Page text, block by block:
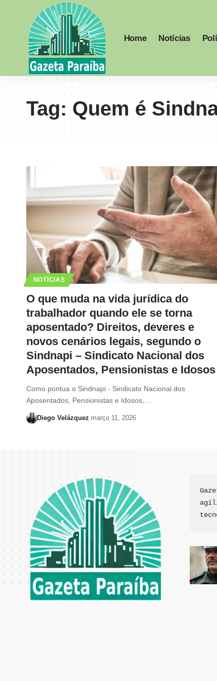
Home Notícias
Tag:Quem é
NOTÍCIAS
O que muda na vida jurídica do
trabalhador quando ele se torna
aposentado? Direitos, deveres e
novos cenários legais, segundo o
Sindnapi – Sindicato Nacional dos
Aposentados, Pensionistas e Idosos
Como pontua o Sindnapi - Sindicato Nacional dos
Aposentados, Pensionistas e Idosos,…
Diego Velázquez março 11, 2026